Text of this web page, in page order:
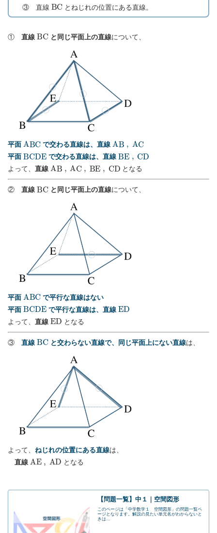
③ 直線 BC とねじれの位置にある直線。
① 直線 BCと同じ平面上の直線について、
平面 A BC で交わる直線は、直線 A B A C
平面 B CDE で交わる直線は、直線BE CD
よって、 直線 A B A C BE CD となる
② 直線 B Cと同じ平面上の直線について、
平面 A BC で平行な直線はない
平面 B CDE で平行な直線は、直線ED
よって、 直線 ED となる
③ 直線 B Cと交わらない直線で、同じ平面上にない直線は、
よって、 ねじれの位置にある直線は、
直線 A E A D となる
【問題一覧】中１｜空間図形
このページは「中学数学１ 空間図形」の問題一覧ペ
ージとなります。解説の見たい単元名がわからないと
きは...